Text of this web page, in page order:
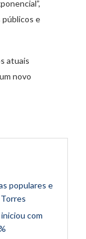
e
atuais
novo
populares e
com